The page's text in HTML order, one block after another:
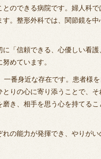
のできる病院です。婦人科
。整形外科では、関節鏡を
「信頼できる、心優しい看
めています。
番身近な存在です。患者様
りの心に寄り添うことで、
き、相手を思う心を持てる
の能力が発揮でき、やりが